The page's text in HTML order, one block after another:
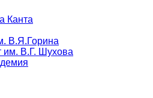
Канта
В.Я.Горина
им. В.Г. Шухова